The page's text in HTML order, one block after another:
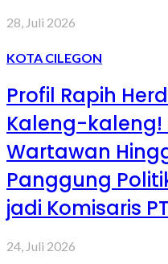
28, Juli 2026
KOTA CILEGON
Profil Rapih
Kaleng-kaleng!
Wartawan
Panggung
jadi Komisaris
24, Juli 2026